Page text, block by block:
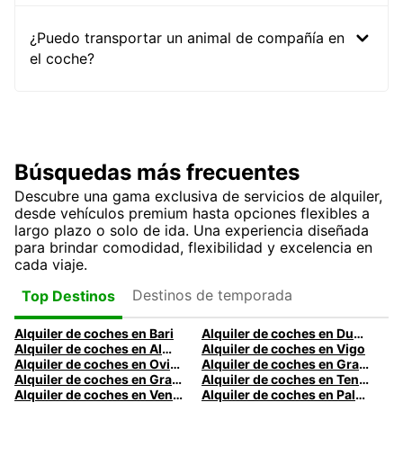
¿Puedo transportar un animal de compañía en
el coche?
Búsquedas más frecuentes
Descubre una gama exclusiva de servicios de alquiler,
desde vehículos premium hasta opciones flexibles a
largo plazo o solo de ida. Una experiencia diseñada
para brindar comodidad, flexibilidad y excelencia en
cada viaje.
Top Destinos
Destinos de temporada
Alquiler de coches en Bari
Alquiler de coches en Dublín
Alquiler de coches en Almería
Alquiler de coches en Vigo
Alquiler de coches en Oviedo
Alquiler de coches en Granada
Alquiler de coches en Gran Canaria
Alquiler de coches en Tenerife
Alquiler de coches en Venecia
Alquiler de coches en Palermo